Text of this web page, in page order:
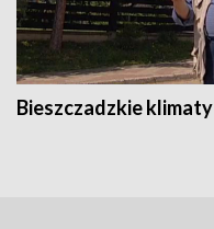
Bieszczadzkie klimaty